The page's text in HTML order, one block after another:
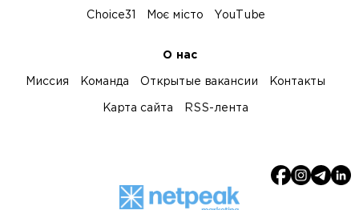
Choice31 Моє місто YouTube
О нас
Миссия Команда Открытые вакансии Контакты
Карта сайта RSS-лента